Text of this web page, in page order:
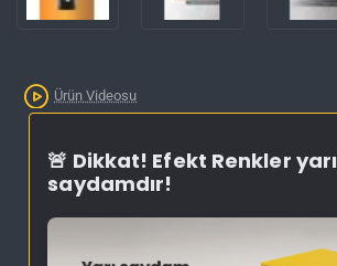
Ürün Videosu
🚨 Dikkat! Efekt Renkler yarı
saydamdır!